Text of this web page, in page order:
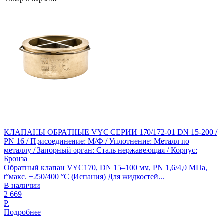
КЛАПАНЫ ОБРАТНЫЕ VYC СЕРИИ 170/172-01 DN 15-200 /
PN 16 / Присоединение: М/Ф / Уплотнение: Металл по
металлу / Запорный орган: Сталь нержавеющая / Корпус:
Бронза
Обратный клапан VYC170, DN 15–100 мм, PN 1,6/4,0 МПа,
t°макс. +250/400 °С (Испания) Для жидкостей...
В наличии
2 669
Р.
Подробнее